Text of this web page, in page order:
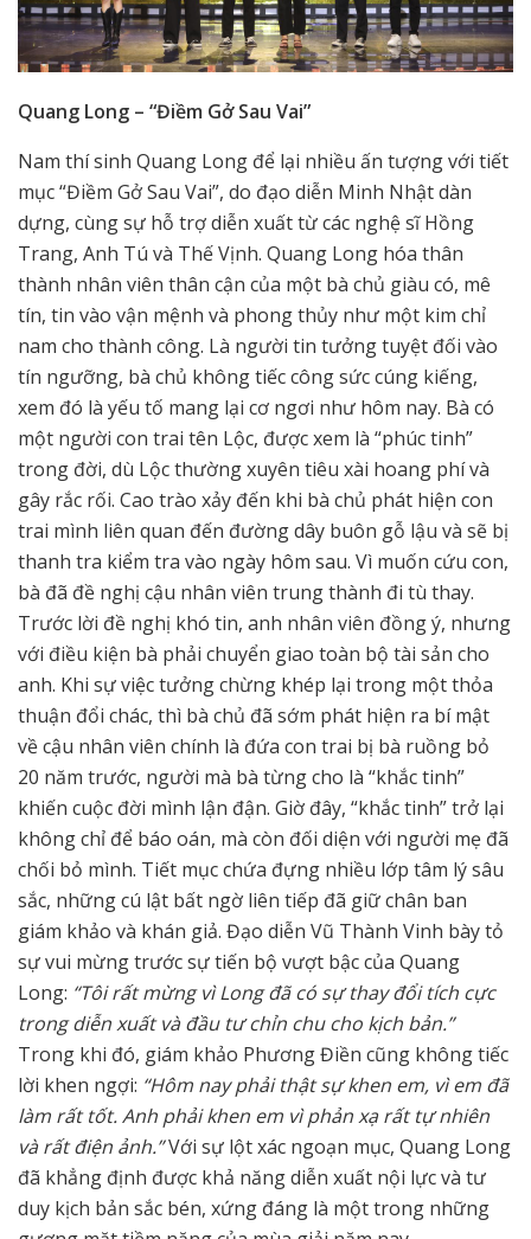
Quang Long – “Điềm Gở Sau Vai”
Nam thí sinh Quang Long để lại nhiều ấn tượng với tiết
mục “Điềm Gở Sau Vai”, do đạo diễn Minh Nhật dàn
dựng, cùng sự hỗ trợ diễn xuất từ các nghệ sĩ Hồng
Trang, Anh Tú và Thế Vịnh. Quang Long hóa thân
thành nhân viên thân cận của một bà chủ giàu có, mê
tín, tin vào vận mệnh và phong thủy như một kim chỉ
nam cho thành công. Là người tin tưởng tuyệt đối vào
tín ngưỡng, bà chủ không tiếc công sức cúng kiếng,
xem đó là yếu tố mang lại cơ ngơi như hôm nay. Bà có
một người con trai tên Lộc, được xem là “phúc tinh”
trong đời, dù Lộc thường xuyên tiêu xài hoang phí và
gây rắc rối. Cao trào xảy đến khi bà chủ phát hiện con
trai mình liên quan đến đường dây buôn gỗ lậu và sẽ bị
thanh tra kiểm tra vào ngày hôm sau. Vì muốn cứu con,
bà đã đề nghị cậu nhân viên trung thành đi tù thay.
Trước lời đề nghị khó tin, anh nhân viên đồng ý, nhưng
với điều kiện bà phải chuyển giao toàn bộ tài sản cho
anh. Khi sự việc tưởng chừng khép lại trong một thỏa
thuận đổi chác, thì bà chủ đã sớm phát hiện ra bí mật
về cậu nhân viên chính là đứa con trai bị bà ruồng bỏ
20 năm trước, người mà bà từng cho là “khắc tinh”
khiến cuộc đời mình lận đận. Giờ đây, “khắc tinh” trở lại
không chỉ để báo oán, mà còn đối diện với người mẹ đã
chối bỏ mình. Tiết mục chứa đựng nhiều lớp tâm lý sâu
sắc, những cú lật bất ngờ liên tiếp đã giữ chân ban
giám khảo và khán giả. Đạo diễn Vũ Thành Vinh bày tỏ
sự vui mừng trước sự tiến bộ vượt bậc của Quang
Long: “Tôi rất mừng vì Long đã có sự thay đổi tích cực
trong diễn xuất và đầu tư chỉn chu cho kịch bản.”
Trong khi đó, giám khảo Phương Điền cũng không tiếc
lời khen ngợi: “Hôm nay phải thật sự khen em, vì em đã
làm rất tốt. Anh phải khen em vì phản xạ rất tự nhiên
và rất điện ảnh.”Với sự lột xác ngoạn mục, Quang Long
đã khẳng định được khả năng diễn xuất nội lực và tư
duy kịch bản sắc bén, xứng đáng là một trong những